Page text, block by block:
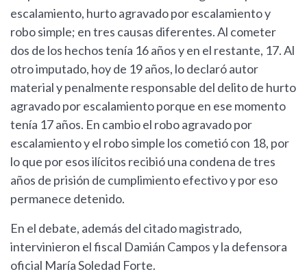
escalamiento, hurto agravado por escalamiento y
robo simple; en tres causas diferentes. Al cometer
dos de los hechos tenía 16 años y en el restante, 17. Al
otro imputado, hoy de 19 años, lo declaró autor
material y penalmente responsable del delito de hurto
agravado por escalamiento porque en ese momento
tenía 17 años. En cambio el robo agravado por
escalamiento y el robo simple los cometió con 18, por
lo que por esos ilícitos recibió una condena de tres
años de prisión de cumplimiento efectivo y por eso
permanece detenido.
En el debate, además del citado magistrado,
intervinieron el fiscal Damián Campos y la defensora
oficial María Soledad Forte.